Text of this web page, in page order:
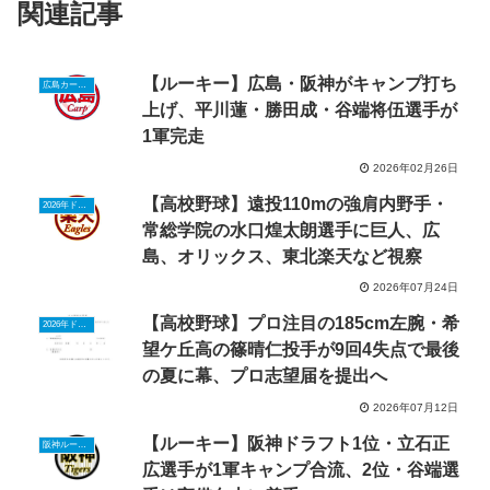
関連記事
広島カープルーキーニュース
【ルーキー】広島・阪神がキャンプ打ち
上げ、平川蓮・勝田成・谷端将伍選手が
1軍完走
2026年02月26日
【高校野球】遠投110mの強肩内野手・
常総学院の水口煌太朗選手に巨人、広
島、オリックス、東北楽天など視察
2026年07月24日
2026年ドラフトニュース
【高校野球】プロ注目の185cm左腕・希
望ケ丘高の篠晴仁投手が9回4失点で最後
の夏に幕、プロ志望届を提出へ
2026年07月12日
阪神ルーキーニュース
【ルーキー】阪神ドラフト1位・立石正
広選手が1軍キャンプ合流、2位・谷端選